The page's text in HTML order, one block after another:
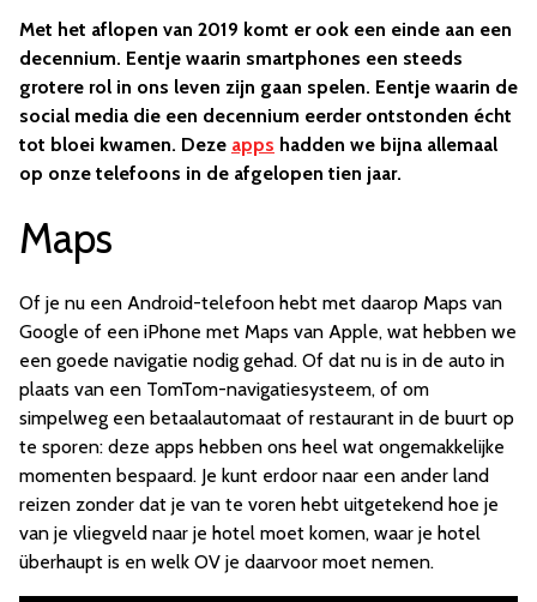
Met het aflopen van 2019 komt er ook een einde aan een
decennium. Eentje waarin smartphones een steeds
grotere rol in ons leven zijn gaan spelen. Eentje waarin de
social media die een decennium eerder ontstonden écht
tot bloei kwamen. Deze apps hadden we bijna allemaal
op onze telefoons in de afgelopen tien jaar.
Maps
Of je nu een Android-telefoon hebt met daarop Maps van
Google of een iPhone met Maps van Apple, wat hebben we
een goede navigatie nodig gehad. Of dat nu is in de auto in
plaats van een TomTom-navigatiesysteem, of om
simpelweg een betaalautomaat of restaurant in de buurt op
te sporen: deze apps hebben ons heel wat ongemakkelijke
momenten bespaard. Je kunt erdoor naar een ander land
reizen zonder dat je van te voren hebt uitgetekend hoe je
van je vliegveld naar je hotel moet komen, waar je hotel
überhaupt is en welk OV je daarvoor moet nemen.